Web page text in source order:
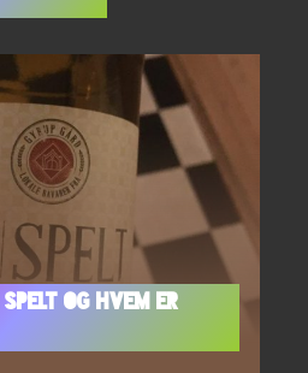
Spelt og Hvem Er